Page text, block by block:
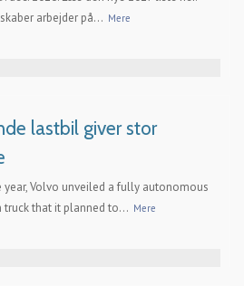
arbejder på... Mere
lastbil giver stor
year, Volvo unveiled a fully autonomous
truck that it planned to... Mere